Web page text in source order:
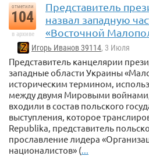
отметили
104
в архиве
Представитель
назвал западную
«Восточной
Игорь Иванов 39114, 3 Июля
Представитель канцелярии
западные области Украины
историческим термином,
между двумя Мировыми войнами,
входили в состав польского
выступления, которое
Republika, представитель
прославление лидера
националистов» (